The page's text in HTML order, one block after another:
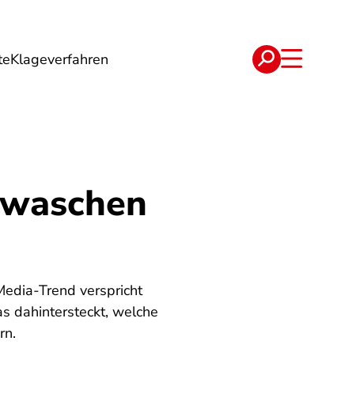
Klageverfahren
Verträge
Trend verspricht
dahintersteckt, welche